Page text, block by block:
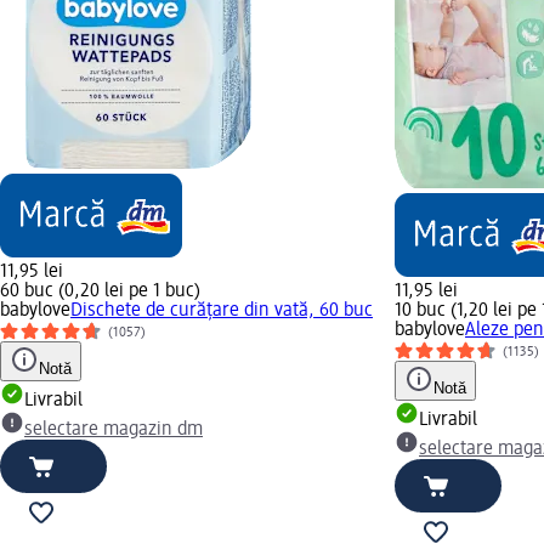
11,95 lei
60 buc (0,20 lei pe 1 buc)
babyloveDischete de curățare din vată, 60 buc
(1057)
Notă
Livrabil
selectare magazin dm
11,95 lei
10 buc (1,20 lei pe
babyloveAleze
(1135)
Notă
Livrabil
selectare